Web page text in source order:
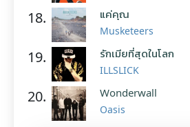
18. แค่คุณ
Musketeers
19. รักเมียที่สุดในโลก
ILLSLICK
20. Wonderwall
Oasis